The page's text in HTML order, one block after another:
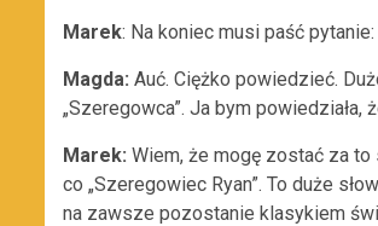
Marek: Na koniec musi paść
Magda: Auć. Ciężko powiedzieć.
„Szeregowca”. Ja bym powiedziała,
Marek: Wiem, że mogę zostać za to
co „Szeregowiec Ryan”. To duże
na zawsze pozostanie klasykiem